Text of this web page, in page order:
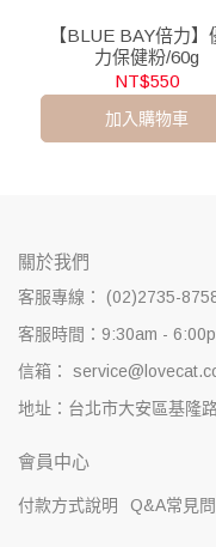
【BLUE BAY倍力】
力保健粉/60g
NT$550
加入購物車
關於我們
客服專線： (02)2735-
客服時間：9:30am -
信箱：
地址：台北市大安區基隆
會員中心
付款方式說明 Q&A常見